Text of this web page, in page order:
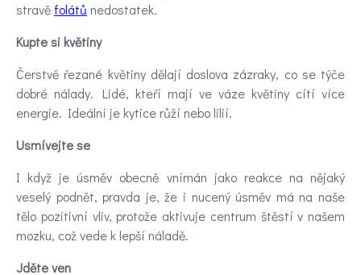
stravě folátů nedostatek.
Kupte si květiny
Čerstvě řezané květiny dělají doslova zázraky, co se týče
dobré nálady. Lidé, kteří mají ve váze květiny cítí více
energie. Ideální je kytice růží nebo lilií.
Usmívejte se
I když je úsměv obecně vnímán jako reakce na nějaký
veselý podnět, pravda je, že i nucený úsměv má na naše
tělo pozitivní vliv, protože aktivuje centrum štěstí v našem
mozku, což vede k lepší náladě.
Jděte ven